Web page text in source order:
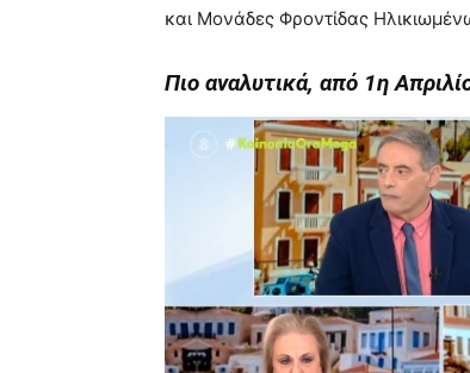
και Μονάδες Φροντίδας
Πιο αναλυτικά, από 1η